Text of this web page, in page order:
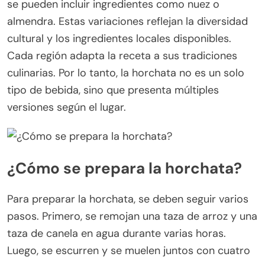
se pueden incluir ingredientes como nuez o
almendra. Estas variaciones reflejan la diversidad
cultural y los ingredientes locales disponibles.
Cada región adapta la receta a sus tradiciones
culinarias. Por lo tanto, la horchata no es un solo
tipo de bebida, sino que presenta múltiples
versiones según el lugar.
¿Cómo se prepara la horchata?
Para preparar la horchata, se deben seguir varios
pasos. Primero, se remojan una taza de arroz y una
taza de canela en agua durante varias horas.
Luego, se escurren y se muelen juntos con cuatro